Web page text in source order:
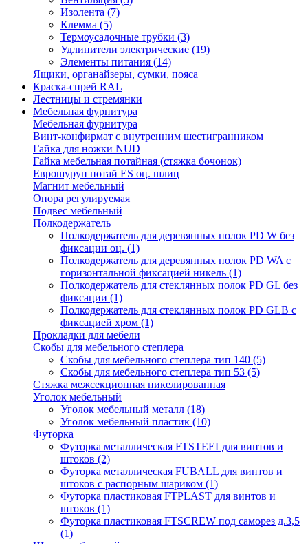
Изолента (7)
Клемма (5)
Термоусадочные трубки (3)
Удлинители электрические (19)
Элементы питания (14)
Ящики, органайзеры, сумки, пояса
Краска-спрей RAL
Лестницы и стремянки
Мебельная фурнитура
Мебельная фурнитура
Винт-конфирмат с внутренним шестигранником
Гайка для ножки NUD
Гайка мебельная потайная (стяжка бочонок)
Еврошуруп потай ES оц. шлиц
Магнит мебельный
Опора регулируемая
Подвес мебельный
Полкодержатель
Полкодержатель для деревянных полок PD W без
фиксации оц. (1)
Полкодержатель для деревянных полок PD WA с
горизонтальной фиксацией никель (1)
Полкодержатель для стеклянных полок PD GL без
фиксации (1)
Полкодержатель для стеклянных полок PD GLВ с
фиксацией хром (1)
Прокладки для мебели
Скобы для мебельного степлера
Скобы для мебельного степлера тип 140 (5)
Скобы для мебельного степлера тип 53 (5)
Стяжка межсекционная никелированная
Уголок мебельный
Уголок мебельный металл (18)
Уголок мебельный пластик (10)
Футорка
Футорка металлическая FTSTEELдля винтов и
штоков (2)
Футорка металлическая FUBALL для винтов и
штоков с распорным шариком (1)
Футорка пластиковая FTPLAST для винтов и
штоков (1)
Футорка пластиковая FTSCREW под саморез д.3,5
(1)